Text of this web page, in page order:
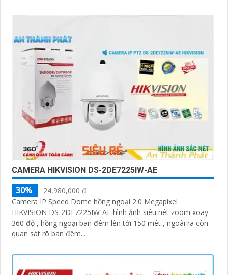
CAMERA HIKVISION DS-2DE7225IW-AE
30%
24,980,000 ₫
Camera IP Speed Dome hồng ngoại 2.0 Megapixel
HIKVISION DS-2DE7225IW-AE hình ảnh siêu nét zoom xoay
360 độ , hồng ngoại ban đêm lên tới 150 mét , ngoài ra còn
quan sát rõ ban đêm...